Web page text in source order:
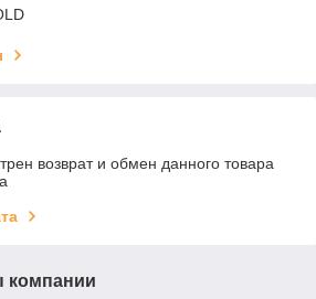
возврат и обмен данного товара
компании